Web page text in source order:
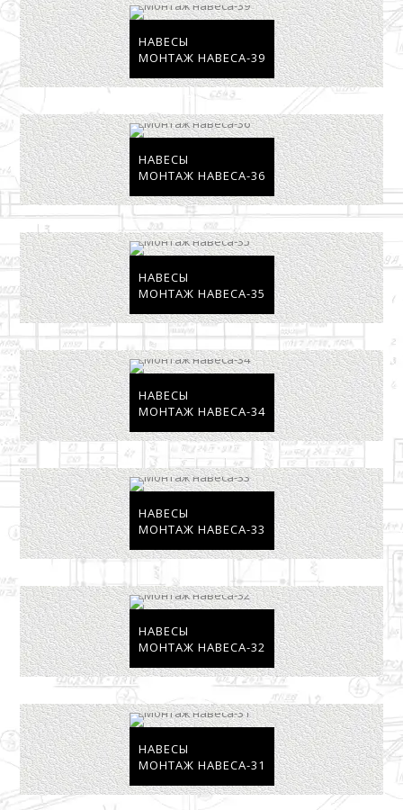
НАВЕСЫ
МОНТАЖ НАВЕСА-39
НАВЕСЫ
МОНТАЖ НАВЕСА-36
НАВЕСЫ
МОНТАЖ НАВЕСА-35
НАВЕСЫ
МОНТАЖ НАВЕСА-34
НАВЕСЫ
МОНТАЖ НАВЕСА-33
НАВЕСЫ
МОНТАЖ НАВЕСА-32
НАВЕСЫ
МОНТАЖ НАВЕСА-31